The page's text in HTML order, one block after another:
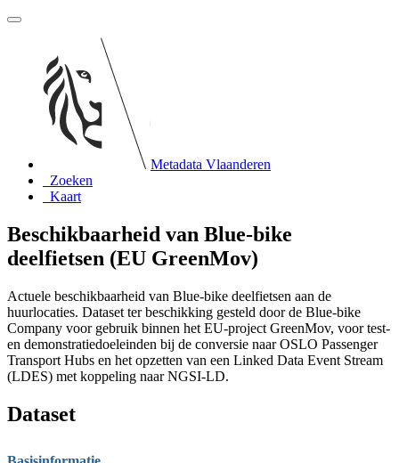
Metadata Vlaanderen
Zoeken
Kaart
Beschikbaarheid van Blue-bike
deelfietsen (EU GreenMov)
Actuele beschikbaarheid van Blue-bike deelfietsen aan de
huurlocaties. Dataset ter beschikking gesteld door de Blue-bike
Company voor gebruik binnen het EU-project GreenMov, voor test-
en demonstratiedoeleinden bij de conversie naar OSLO Passenger
Transport Hubs en het opzetten van een Linked Data Event Stream
(LDES) met koppeling naar NGSI-LD.
Dataset